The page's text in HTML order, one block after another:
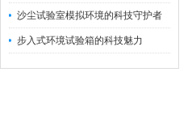
沙尘试验室模拟环境的科技守护者
步入式环境试验箱的科技魅力